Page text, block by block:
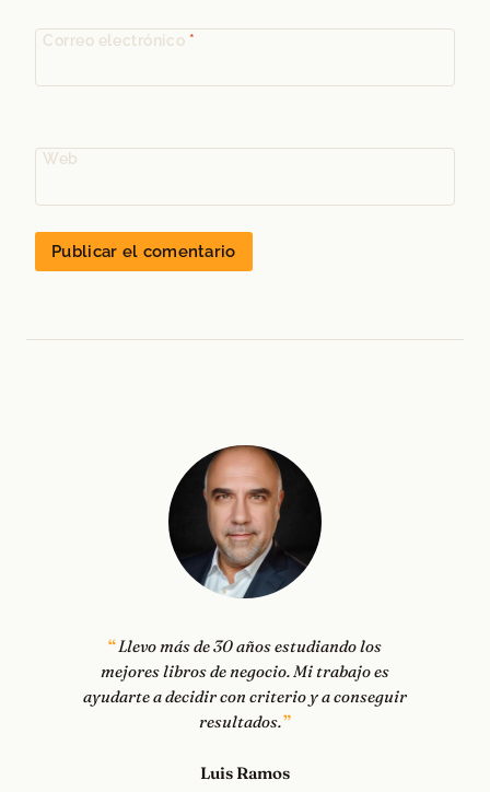
Correo electrónico *
Web
Llevo más de 30 años estudiando los
mejores libros de negocio. Mi trabajo es
ayudarte a decidir con criterio y a conseguir
resultados.
Luis Ramos